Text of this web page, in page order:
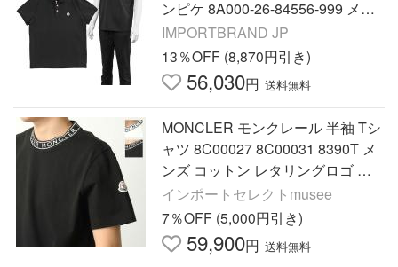
ンピケ 8A000-26-84556-999 メン
ズ
IMPORTBRAND JP
13％OFF (8,870円引き)
56,030円 送料無料
MONCLER モンクレール 半袖 Tシ
ャツ 8C00027 8C00031 8390T メ
ンズ コットン レタリングロゴ ク
ルーネック カラー2色
インポートセレクトmusee
7％OFF (5,000円引き)
59,900円 送料無料